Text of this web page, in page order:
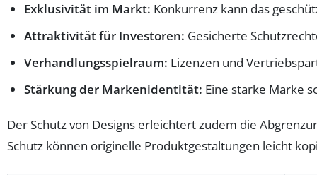
Exklusivität im Markt: Konkurrenz kann das
Attraktivität für Investoren: Gesicherte
Verhandlungsspielraum: Lizenzen und
Stärkung der Markenidentität: Eine starke Marke
Der Schutz von Designs erleichtert zudem die
Schutz können originelle Produktgestaltungen leicht